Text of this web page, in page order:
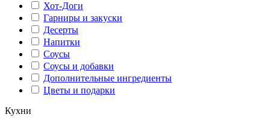
Хот-Доги
Гарниры и закуски
Десерты
Напитки
Соусы
Соусы и добавки
Дополнительные ингредиенты
Цветы и подарки
Кухни